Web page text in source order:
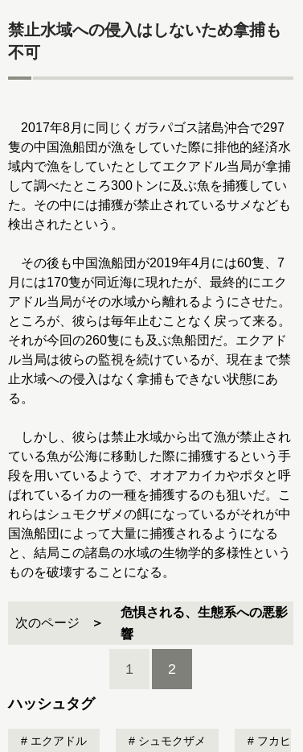
禁止水域への侵入はしないため拿捕も
不可
2017年8月に同じくガラパゴス諸島沖合で297
隻の中国漁船団が漁をしていた際に排他的経済水
域内で漁をしていたとしてエクアドル当局が拿捕
して調べたところ300トンに及ぶ魚を捕獲してい
た。その中には捕獲が禁止されているサメなども
検出されたという。
その後も中国漁船団が2019年4月には60隻、7
月には170隻が同近海に現れたが、最終的にエク
アドル当局がその水域から離れるようにさせた。
ところが、彼らは毎年止むことなく戻って来る。
それが今回の260隻にも及ぶ魚船団だ。エクアド
ル当局は彼らの監視を続けているが、現在まで禁
止水域への侵入はなく拿捕もできない状態にあ
る。
しかし、彼らは禁止水域から出て漁が禁止され
ている魚が公海に移動した際に捕獲するという手
段を用いているようで、オオアカイカやポタと呼
ばれているイカの一種を捕獲するのも狙いだ。こ
れらはシュモクザメの餌になっているがそれが中
国漁船団によって大量に捕獲されるようになる
と、結局この諸島の水域の生物学的多様性という
ものを破壊することになる。
次のページ
危惧される、生態系への悪影
響
1 2
ハッシュタグ
エクアドル シュモクザメ フカヒ